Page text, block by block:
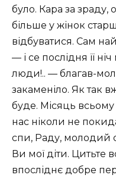
було. Кара за зраду,
більше у жінок
відбуватися. Сам
— і се послідня її
люди!.. — благав-
закаменіло. Як так
буде. Місяць
нас ніколи не
спи, Раду, молодий
Ви мої діти. Цитьте
впосліднє добре